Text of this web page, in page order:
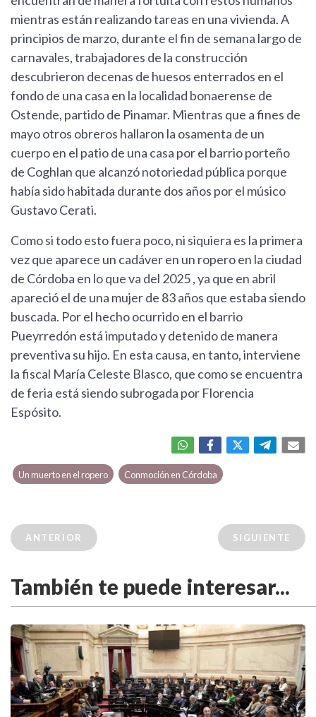
mientras están realizando tareas en una vivienda. A
principios de marzo, durante el fin de semana largo de
carnavales, trabajadores de la construcción
descubrieron decenas de huesos enterrados en el
fondo de una casa en la localidad bonaerense de
Ostende, partido de Pinamar. Mientras que a fines de
mayo otros obreros hallaron la osamenta de un
cuerpo en el patio de una casa por el barrio porteño
de Coghlan que alcanzó notoriedad pública porque
había sido habitada durante dos años por el músico
Gustavo Cerati.
Como si todo esto fuera poco, ni siquiera es la primera
vez que aparece un cadáver en un ropero en la ciudad
de Córdoba en lo que va del 2025 , ya que en abril
apareció el de una mujer de 83 años que estaba siendo
buscada. Por el hecho ocurrido en el barrio
Pueyrredón está imputado y detenido de manera
preventiva su hijo. En esta causa, en tanto, interviene
la fiscal María Celeste Blasco, que como se encuentra
de feria está siendo subrogada por Florencia
Espósito.
Un muerto en el ropero Conmoción en Córdoba
ANTERIOR SIGUIENTE
También te puede interesar...